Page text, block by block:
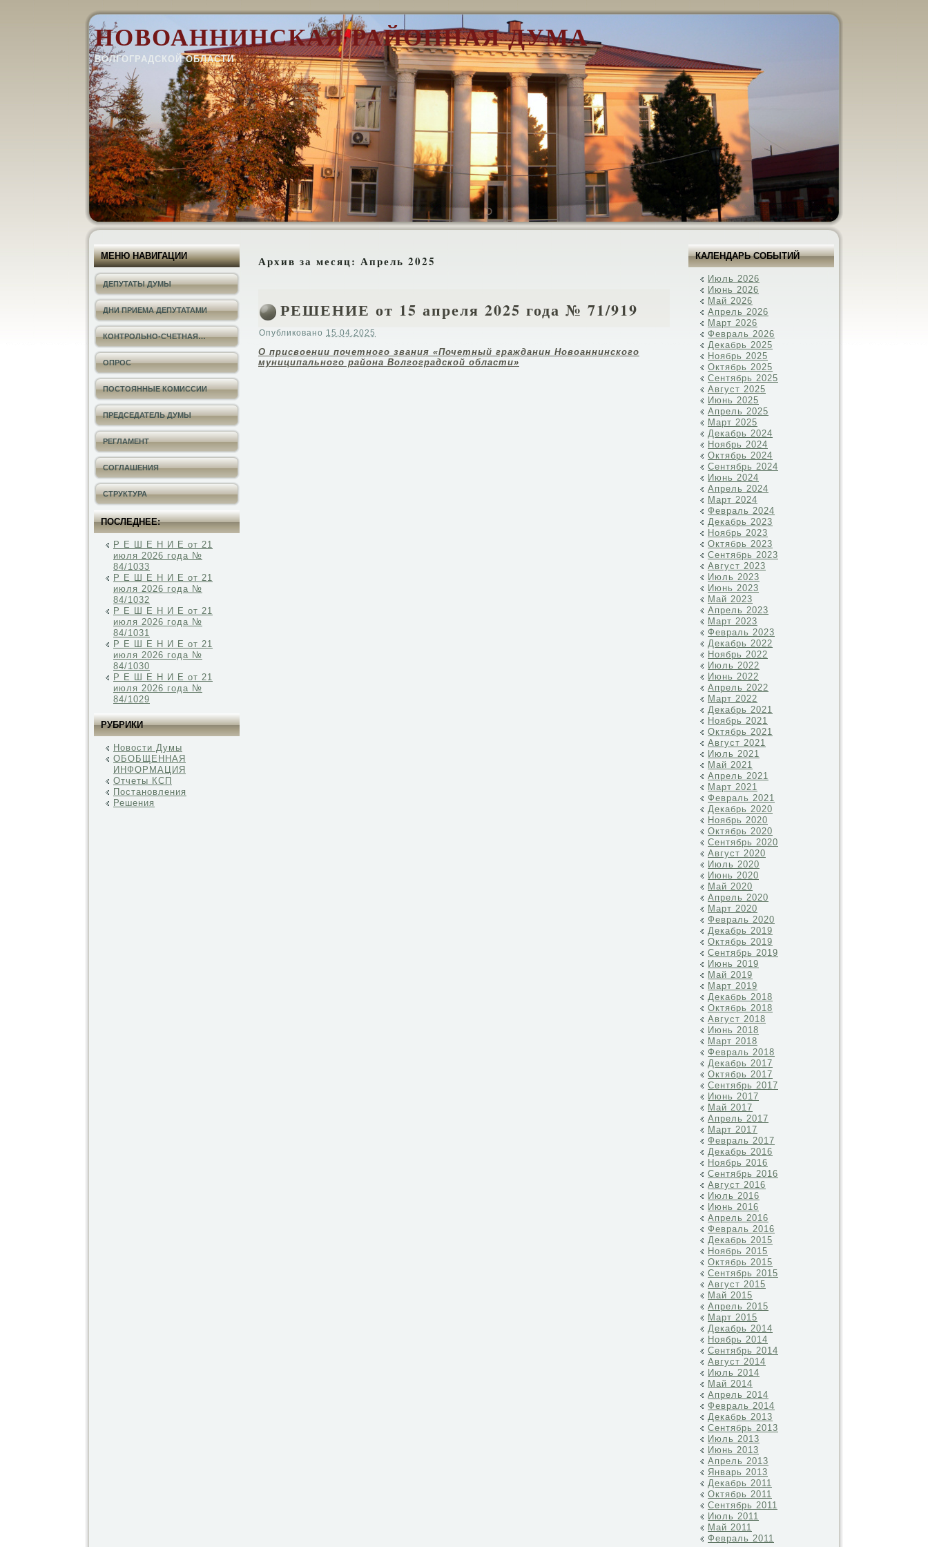
НОВОАННИНСКАЯ РАЙОННАЯ ДУМА
ВОЛГОГРАДСКОЙ ОБЛАСТИ
МЕНЮ НАВИГАЦИИ
ДЕПУТАТЫ ДУМЫ
ДНИ ПРИЕМА ДЕПУТАТАМИ
КОНТРОЛЬНО-СЧЕТНАЯ…
ОПРОС
ПОСТОЯННЫЕ КОМИССИИ
ПРЕДСЕДАТЕЛЬ ДУМЫ
РЕГЛАМЕНТ
СОГЛАШЕНИЯ
СТРУКТУРА
ПОСЛЕДНЕЕ:
Р Е Ш Е Н И Е от 21
июля 2026 года №
84/1033
Р Е Ш Е Н И Е от 21
июля 2026 года №
84/1032
Р Е Ш Е Н И Е от 21
июля 2026 года №
84/1031
Р Е Ш Е Н И Е от 21
июля 2026 года №
84/1030
Р Е Ш Е Н И Е от 21
июля 2026 года №
84/1029
РУБРИКИ
Новости Думы
ОБОБЩЕННАЯ
ИНФОРМАЦИЯ
Отчеты КСП
Постановления
Решения
Архив за месяц: Апрель 2025
РЕШЕНИЕ от 15 апреля 2025 года № 71/919
Опубликовано 15.04.2025
О присвоении почетного звания «Почетный гражданин Новоаннинского
муниципального района Волгоградской области»
КАЛЕНДАРЬ СОБЫТИЙ
Июль 2026
Июнь 2026
Май 2026
Апрель 2026
Март 2026
Февраль 2026
Декабрь 2025
Ноябрь 2025
Октябрь 2025
Сентябрь 2025
Август 2025
Июнь 2025
Апрель 2025
Март 2025
Декабрь 2024
Ноябрь 2024
Октябрь 2024
Сентябрь 2024
Июнь 2024
Апрель 2024
Март 2024
Февраль 2024
Декабрь 2023
Ноябрь 2023
Октябрь 2023
Сентябрь 2023
Август 2023
Июль 2023
Июнь 2023
Май 2023
Апрель 2023
Март 2023
Февраль 2023
Декабрь 2022
Ноябрь 2022
Июль 2022
Июнь 2022
Апрель 2022
Март 2022
Декабрь 2021
Ноябрь 2021
Октябрь 2021
Август 2021
Июль 2021
Май 2021
Апрель 2021
Март 2021
Февраль 2021
Декабрь 2020
Ноябрь 2020
Октябрь 2020
Сентябрь 2020
Август 2020
Июль 2020
Июнь 2020
Май 2020
Апрель 2020
Март 2020
Февраль 2020
Декабрь 2019
Октябрь 2019
Сентябрь 2019
Июнь 2019
Май 2019
Март 2019
Декабрь 2018
Октябрь 2018
Август 2018
Июнь 2018
Март 2018
Февраль 2018
Декабрь 2017
Октябрь 2017
Сентябрь 2017
Июнь 2017
Май 2017
Апрель 2017
Март 2017
Февраль 2017
Декабрь 2016
Ноябрь 2016
Сентябрь 2016
Август 2016
Июль 2016
Июнь 2016
Апрель 2016
Февраль 2016
Декабрь 2015
Ноябрь 2015
Октябрь 2015
Сентябрь 2015
Август 2015
Май 2015
Апрель 2015
Март 2015
Декабрь 2014
Ноябрь 2014
Сентябрь 2014
Август 2014
Июль 2014
Май 2014
Апрель 2014
Февраль 2014
Декабрь 2013
Сентябрь 2013
Июль 2013
Июнь 2013
Апрель 2013
Январь 2013
Декабрь 2011
Октябрь 2011
Сентябрь 2011
Июль 2011
Май 2011
Февраль 2011